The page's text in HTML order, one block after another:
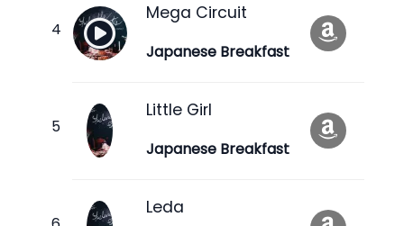
Mega Circuit
Japanese Breakfast
Little Girl
Japanese Breakfast
Leda